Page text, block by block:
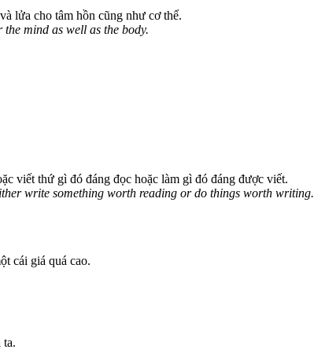
lửa cho tâm hồn cũng như cơ thể.
mind as well as the body.
viết thứ gì đó đáng đọc hoặc làm gì đó đáng được viết.
write something worth reading or do things worth writing.
cái giá quá cao.
ta.